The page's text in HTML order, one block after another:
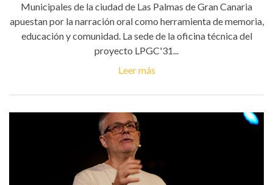
Municipales de la ciudad de Las Palmas de Gran Canaria
apuestan por la narración oral como herramienta de memoria,
educación y comunidad. La sede de la oficina técnica del
proyecto LPGC'31...
Leer más